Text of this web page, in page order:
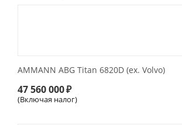
AMMANN ABG Titan 6820D (ex. Volvo)
47 560 000₽
(Включая налог)